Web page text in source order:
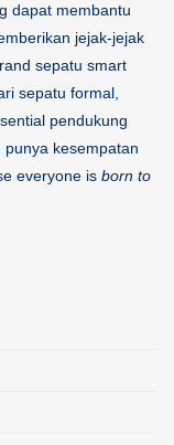
dapat membantu
jejak-jejak
sepatu smart
sepatu formal,
pendukung
kesempatan
everyone is born to